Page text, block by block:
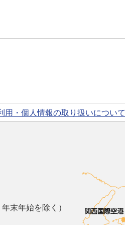
用・個人情報の取り扱いについて
末年始を除く）